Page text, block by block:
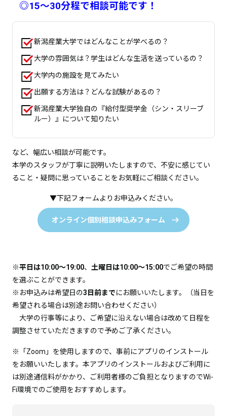
◎15～30分程で相談可能です！
新潟産業大学ではどんなことが学べるの？
大学の雰囲気は？学生はどんな生活を送っているの？
大学内の施設を見てみたい
出願する方法は？どんな試験があるの？
新潟産業大学独自の『給付型奨学金（シン・スリーブ
ルー）』について知りたい
など、幅広い相談が可能です。
本学のスタッフが丁寧に説明いたしますので、不安に感じてい
ること・疑問に思っていることをお気軽にご相談ください。
▼下記フォームよりお申込みください。
オンライン個別相談申込みフォーム
※平日は10:00～19:00、 土曜日は10:00～15:00でご希望の時間
を選ぶことができます。
※お申込みは希望日の3日前までにお願いいたします。（当日を
希望される場合は別途お問い合わせください）
大学の行事等により、ご希望に沿えない場合は改めて日程を
調整させていただきますので予めご了承ください。
※「Zoom」を使用しますので、事前にアプリのインストール
をお願いいたします。本アプリのインストールおよびご利用に
は別途通信料がかかり、ご利用者様のご負担となりますのでWi-
Fi環境でのご使用をおすすめします。